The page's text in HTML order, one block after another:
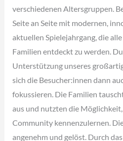
verschiedenen Altersgruppen.
Seite an Seite mit modernen,
aktuellen Spielejahrgang, die
Familien entdeckt zu werden.
Unterstützung unseres
sich die Besucher:innen dann
fokussieren. Die Familien
aus und nutzten die
Community kennenzulernen.
angenehm und gelöst. Durch